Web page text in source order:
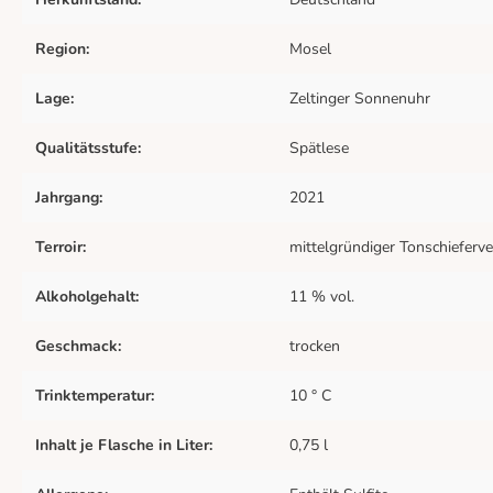
Region: Mosel
Lage: Zeltinger Sonnenuhr
Qualitätsstufe: Spätlese
Jahrgang: 2021
Terroir: mittelgründiger
Alkoholgehalt: 11 % vol.
Geschmack: trocken
Trinktemperatur: 10 ° C
Inhalt je Flasche in Liter: 0,75 l